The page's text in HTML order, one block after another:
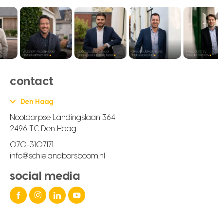
contact
Den Haag
Nootdorpse Landingslaan 364
2496 TC Den Haag
070-3107171
info@schielandborsboom.nl
social media